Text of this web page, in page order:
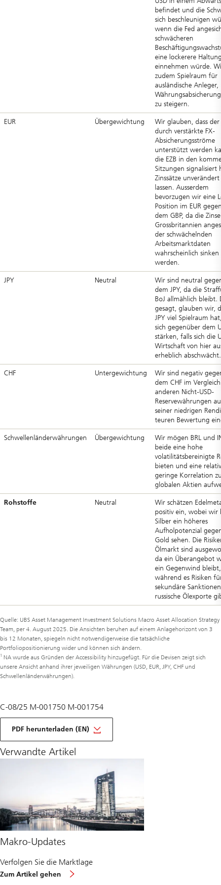
befindet und die
sich beschleunigen
wenn die Fed
schwächeren
eine lockerere
einnehmen würde.
zudem Spielraum für
ausländische Anleger,
zu steigern.
EUR Übergewichtung
Wir glauben, dass der
durch verstärkte FX-
Absicherungsströme
unterstützt werden
die EZB in den
Sitzungen signalisiert
Zinssätze
lassen. Ausserdem
bevorzugen wir eine
Position im EUR
dem GBP, da die
Grossbritannien
der schwächelnden
Arbeitsmarktdaten
wahrscheinlich sinken
werden.
JPY Neutral
Wir sind neutral
dem JPY, da die
BoJ allmählich bleibt.
gesagt, glauben wir,
JPY viel Spielraum
sich gegenüber dem
stärken, falls sich die
Wirtschaft von hier
erheblich abschwächt.
CHF Untergewichtung
Wir sind negativ
dem CHF im
anderen Nicht-USD-
Reservewährungen
seiner niedrigen
teuren Bewertung
Schwellenländerwährungen Übergewichtung
Wir mögen BRL und
beide eine hohe
volatilitätsbereinigte
bieten und eine relativ
geringe Korrelation
globalen Aktien
Rohstoffe Neutral
Wir schätzen
positiv ein, wobei wir
Silber ein höheres
Aufholpotenzial
Gold sehen. Die
Ölmarkt sind
da ein Überangebot
ein Gegenwind bleibt,
während es Risiken
sekundäre
russische Ölexporte
Quelle: UBS Asset Management Investment Solutions Macro Asset Allocation Strategy
Team, per 4. August 2025. Die Ansichten beruhen auf einem Anlagehorizont von 3
bis 12 Monaten, spiegeln nicht notwendigerweise die tatsächliche
Portfoliopositionierung wider und können sich ändern.
1 NA wurde aus Gründen der Accessibility hinzugefügt. Für die Devisen zeigt sich
unsere Ansicht anhand ihrer jeweiligen Währungen (USD, EUR, JPY, CHF und
Schwellenländerwährungen).
C-08/25 M-001750 M-001754
PDF herunterladen (EN)
monatliche
Makro-
2025
Verwandte Artikel
Makro-Updates
Verfolgen Sie die Marktlage
Zum Artikel gehen